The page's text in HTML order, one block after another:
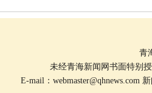
青
未经青海新闻网书面特别
E-mail： webmaster@qhnews.com